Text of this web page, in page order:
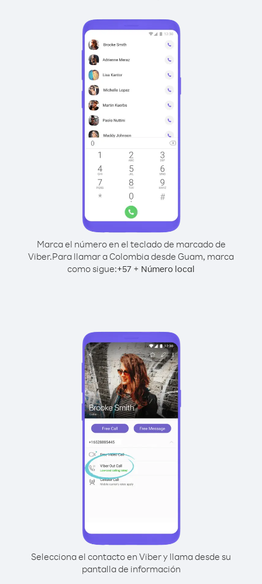
Marca el número en el teclado de marcado de
Viber.Para llamar a Colombia desde Guam, marca
como sigue:+57 + Número local
Selecciona el contacto en Viber y llama desde su
pantalla de información